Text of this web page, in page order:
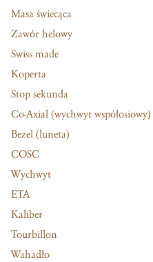
Masa świecąca
Zawór helowy
Swiss made
Koperta
Stop sekunda
Co-Axial (wychwyt współosiowy)
Bezel (luneta)
COSC
Wychwyt
ETA
Kaliber
Tourbillon
Wahadło